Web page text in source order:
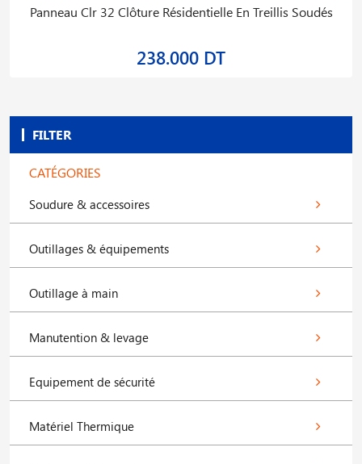
FILTER
CATÉGORIES
Soudure & accessoires
Outillages & équipements
Outillage à main
Manutention & levage
Equipement de sécurité
Matériel Thermique
Panneau Clr 32 Clôture Résidentielle En Treillis Soudés
238.000 DT